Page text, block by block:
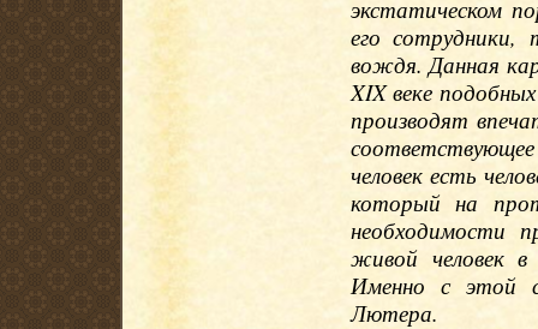
экстатическом
его сотрудники,
вождя. Данная
XIX веке
производят
человек есть
который на
необходимости
живой человек в
Именно с этой
Лютера.